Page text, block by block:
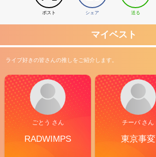
ポスト シェア 送る
マイベスト
ライブ好きの皆さんの推しをご紹介します。
ごとう さん
RADWIMPS
チーバ さん
東京事変